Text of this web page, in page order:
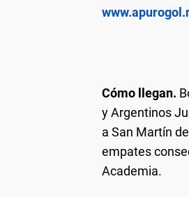
Cómo llegan.
y Argentinos
a San Martín
empates
Academia.